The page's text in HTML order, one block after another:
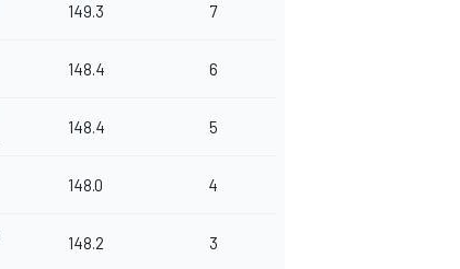
149.3 7
148.4 6
148.4 5
148.0 4
148.2 3